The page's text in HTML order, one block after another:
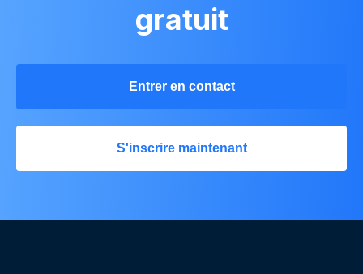
gratuit
Entrer en contact
S'inscrire maintenant